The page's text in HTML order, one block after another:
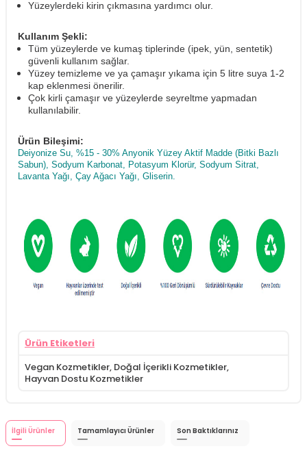
Yüzeylerdeki kirin çıkmasına yardımcı olur.
Kullanım Şekli:
Tüm yüzeylerde ve kumaş tiplerinde (ipek, yün, sentetik)
güvenli kullanım sağlar.
Yüzey temizleme ve ya çamaşır yıkama için 5 litre suya 1-2
kap eklenmesi önerilir.
Çok kirli çamaşır ve yüzeylerde seyreltme yapmadan
kullanılabilir.
Ürün Bileşimi:
Deiyonize Su, %15 - 30% Anyonik Yüzey Aktif Madde (Bitki Bazlı
Sabun), Sodyum Karbonat, Potasyum Klorür, Sodyum Sitrat,
Lavanta Yağı, Çay Ağacı Yağı, Gliserin.
Ürün Etiketleri
Vegan Kozmetikler, Doğal İçerikli Kozmetikler,
Hayvan Dostu Kozmetikler
İlgili Ürünler Tamamlayıcı Ürünler Son Baktıklarınız